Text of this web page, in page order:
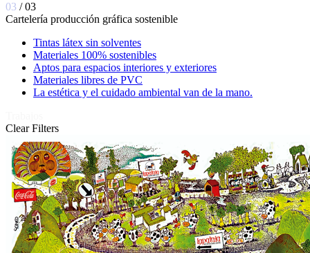
03 / 03
Cartelería producción gráfica sostenible
Tintas látex sin solventes
Materiales 100% sostenibles
Aptos para espacios interiores y exteriores
Materiales libres de PVC
La estética y el cuidado ambiental van de la mano.
Clear Filters